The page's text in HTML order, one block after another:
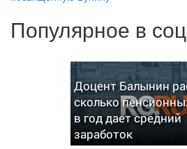
Популярное в
Доцент Балынин
сколько
в год дает средний
заработок